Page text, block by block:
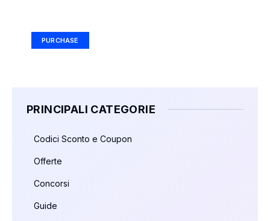
PURCHASE
PRINCIPALI CATEGORIE
Codici Sconto e Coupon
Offerte
Concorsi
Guide